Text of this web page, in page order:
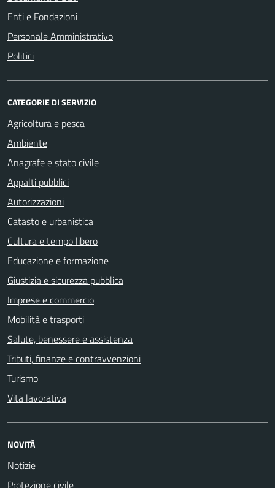
Enti e Fondazioni
Personale Amministrativo
Politici
CATEGORIE DI SERVIZIO
Agricoltura e pesca
Ambiente
Anagrafe e stato civile
Appalti pubblici
Autorizzazioni
Catasto e urbanistica
Cultura e tempo libero
Educazione e formazione
Giustizia e sicurezza pubblica
Imprese e commercio
Mobilità e trasporti
Salute, benessere e assistenza
Tributi, finanze e contravvenzioni
Turismo
Vita lavorativa
NOVITÀ
Notizie
Protezione civile